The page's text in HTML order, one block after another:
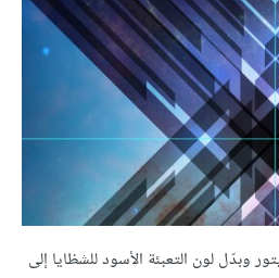
وبدّل لون التعبئة الأسود للشظايا إلى